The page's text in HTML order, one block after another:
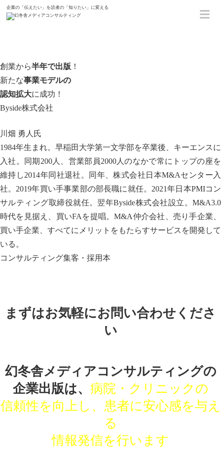
企業の「伝えたい」を読者の「知りたい」に変える
ホーム クライアントインタビュー
創業から半年で出版 ！
新たな事業モデルの
認知拡大に成功！
Byside株式会社
川畑 勇人氏
1984年生まれ。 早稲田大学第一文学部を卒業後、キーエンスに
入社。同期200人、営業部員2000人のなかで常にトップの座を
維持し2014年同社退社。同年、株式会社日本M&Aセンター入
社。2019年買い手事業部の部長職に就任。2021年日本PMIコン
サルティング取締役就任。翌年Byside株式会社設立。M&A3.0
時代を見据え、買いFAを提唱。M&A仲介会社、売り手企業、
買い手企業、すべてにメリットをもたらすサービスを開発して
いる。
コンサルティング集客・採用本
まずはお気軽にお問い合わせくださ
い
幻冬舎メディアコンサルティングの
企業出版は、 病院・クリニックの
信頼性を向上し、患者に安心感を与え
る
情報発信を行います